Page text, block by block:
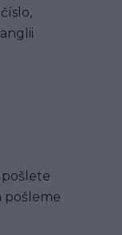
pošleme